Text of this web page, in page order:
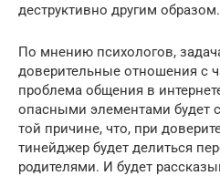
деструктивно другим образом.
По мнению психологов,
доверительные отношения с
проблема общения в
опасными элементами будет
той причине, что, при
тинейджер будет делиться
родителями. И будет